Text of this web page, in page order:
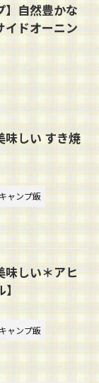
】自然豊かな
イドオーニン
味しい すき焼
ャンプ飯
味しい＊アヒ
ャンプ飯